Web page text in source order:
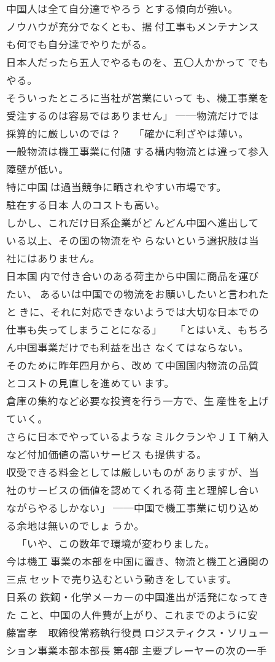
中国人は全て自分達でやろう とする傾向が強い。
ノウハウが充分でなくとも、据 付工事もメンテナンス
も何でも自分達でやりたがる。
日本人だったら五人でやるものを、五〇人かかって でも
やる。
そういったところに当社が営業にいって も、機工事業を
受注するのは容易ではありません」 ──物流だけでは
採算的に厳しいのでは？ 「確かに利ざやは薄い。
一般物流は機工事業に付随 する構内物流とは違って参入
障壁が低い。
特に中国 は過当競争に晒されやすい市場です。
駐在する日本 人のコストも高い。
しかし、これだけ日系企業がど んどん中国へ進出して
いる以上、その国の物流をや らないという選択肢は当
社にはありません。
日本国 内で付き合いのある荷主から中国に商品を運び
たい、 あるいは中国での物流をお願いしたいと言われた
と きに、それに対応できないようでは大切な日本での
仕事も失ってしまうことになる」 「とはいえ、もちろ
ん中国事業だけでも利益を出さ なくてはならない。
そのために昨年四月から、改め て中国国内物流の品質
とコストの見直しを進めてい ます。
倉庫の集約など必要な投資を行う一方で、生 産性を上げ
ていく。
さらに日本でやっているような ミルクランやＪＩＴ納入
など付加価値の高いサービス も提供する。
収受できる料金としては厳しいものが ありますが、当
社のサービスの価値を認めてくれる荷 主と理解し合い
ながらやるしかない」 ──中国で機工事業に切り込め
る余地は無いのでしょ うか。
「いや、この数年で環境が変わりました。
今は機工 事業の本部を中国に置き、物流と機工と通関の
三点 セットで売り込むという動きをしています。
日系の 鉄鋼・化学メーカーの中国進出が活発になってき
た こと、中国の人件費が上がり、これまでのように安
藤富孝 取締役常務執行役員 ロジスティクス・ソリュー
ション事業本部本部長 第4部 主要プレーヤーの次の一手